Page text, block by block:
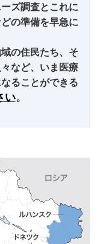
ズ調査とこれに
の準備を早急に
の住民たち、そ
など、いま医療
ることができる
い。